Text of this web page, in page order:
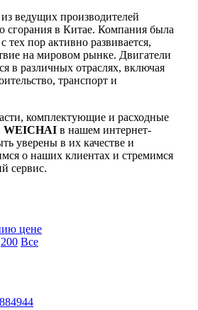
ведущих производителей
сгорания в Китае. Компания была
тех пор активно развивается,
на мировом рынке. Двигатели
в различных отраслях, включая
транспорт и
комплектующие и расходные
WEICHAI в нашем интернет-
уверены в их качестве и
о наших клиентах и стремимся
сервис.
цене
200 Все